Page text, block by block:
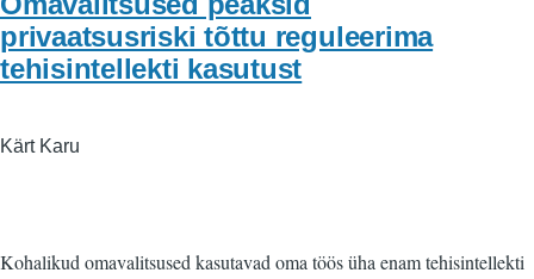
privaatsusriski tõttu reguleerima
tehisintellekti kasutust
Kärt Karu
Kohalikud omavalitsused kasutavad oma töös üha enam tehisintellekti